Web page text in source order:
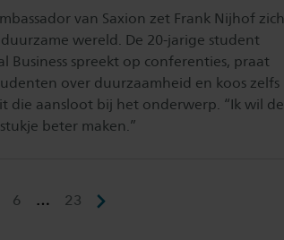
van Saxion zet Frank Nijhof zich
wereld. De 20-jarige student
Business spreekt op conferenties, praat
over duurzaamheid en koos zelfs
die aansloot bij het onderwerp. “Ik wil de
beter maken.”
6 … 23